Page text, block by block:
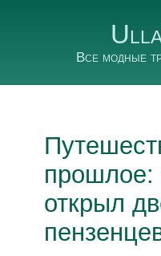
Все модные
прошлое:
открыл